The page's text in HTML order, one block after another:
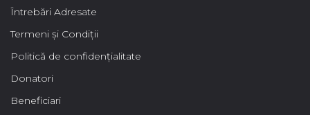
Întrebări Adresate
Termeni și Condiții
Politică de confidențialitate
Donatori
Beneficiari